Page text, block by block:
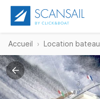
Accueil Location bateau